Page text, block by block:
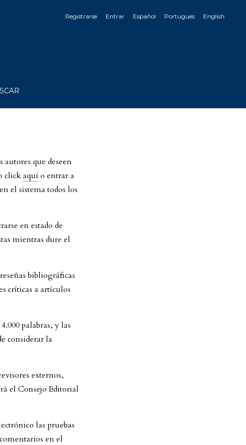
Registrarse Entrar Español Portugues English
autores que deseen
clickaquí o entrar a
el sistema todos los
en estado de
mientras dure el
bibliográficas
críticas a artículos
palabras, y las
considerar la
externos,
el Consejo Editorial
las pruebas
en el